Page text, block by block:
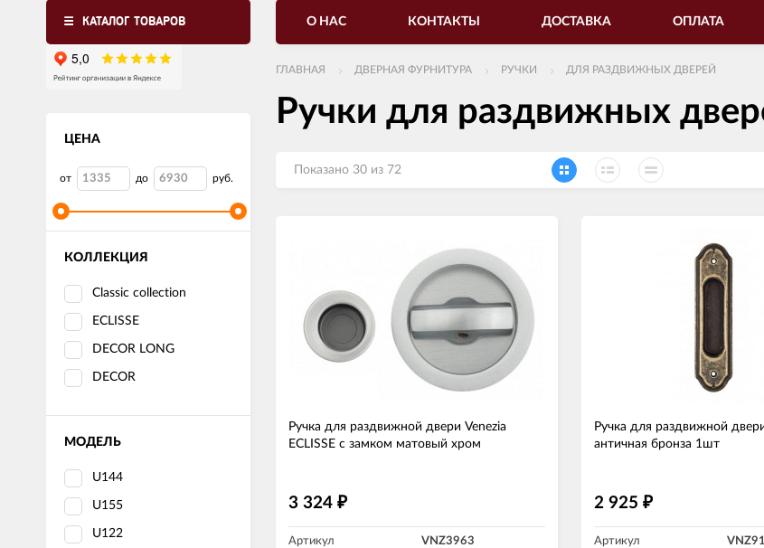
КАТАЛОГ ТОВАРОВ
ЦЕНА
от до руб.
КОЛЛЕКЦИЯ
Classic collection
ECLISSE
DECOR LONG
DECOR
МОДЕЛЬ
U144
U155
U122
О НАС КОНТАКТЫ ДОСТАВКА ОПЛАТА
ГЛАВНАЯ ДВЕРНАЯ ФУРНИТУРА РУЧКИ ДЛЯ РАЗДВИЖНЫХ ДВЕРЕЙ
Ручки для раздвижных
Показано 30 из 72
Ручка для раздвижной двери Venezia
ECLISSE с замком матовый хром
3 324 ₽
Артикул VNZ3963
Ручка для раздвижной
античная бронза 1шт
2 925 ₽
Артикул